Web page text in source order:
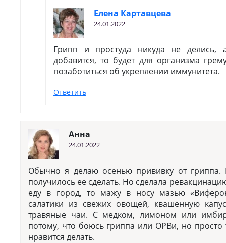
Елена Картавцева
24.01.2022
Грипп и простуда никуда не
добавится, то будет для организма
позаботиться об укреплении иммунитета.
Ответить
Анна
24.01.2022
Обычно я делаю осенью прививку от
получилось ее сделать. Но сделала
еду в город, то мажу в носу мазью
салатики из свежих овощей, квашенную
травяные чаи. С медком, лимоном или
потому, что боюсь гриппа или ОРВи, но просто
нравится делать.